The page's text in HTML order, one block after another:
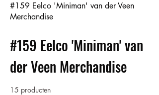
#159 Eelco 'Miniman' van der Veen
Merchandise
#159 Eelco 'Miniman' van
der Veen Merchandise
15 producten